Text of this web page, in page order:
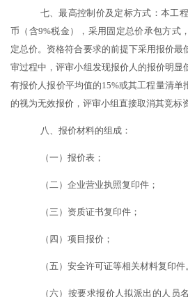
七、最高控制价及定标方式：本工
币（含9%税金），采用固定总价承包方式
定总价。资格符合要求的前提下采用报价最
审过程中，评审小组发现报价人的报价明显
有报价人报价平均值的15%或其工程量清单
的视为无效报价，评审小组直接取消其竞标
八、报价材料的组成：
（一）报价表；
（二）企业营业执照复印件；
（三）资质证书复印件；
（四）项目报价；
（五）安全许可证等相关材料复印件
（六）按要求报价人拟派出的人员